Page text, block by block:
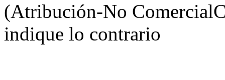
(Atribución-No
indique lo contrario